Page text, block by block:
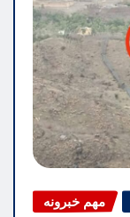
مهم خبرونه